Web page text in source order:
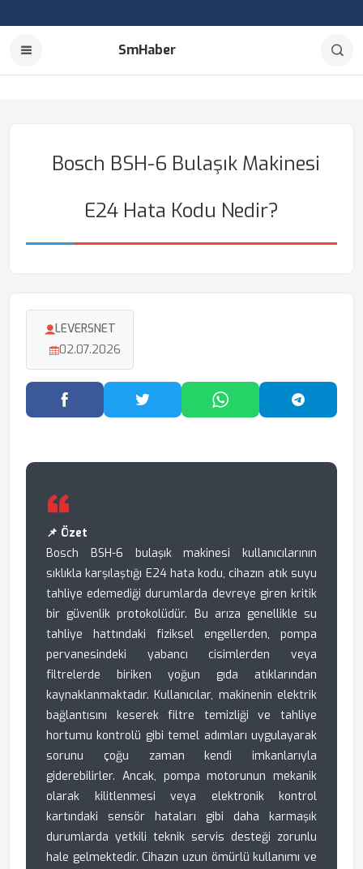
SmHaber
Bosch BSH-6 Bulaşık Makinesi
E24 Hata Kodu Nedir?
LEVERSNET
02.07.2026
Facebook'ta PaylaşTwitter'da PaylaşWhatsApp'ta Paylaş
📌 Özet
Bosch BSH-6 bulaşık makinesi kullanıcılarının
sıklıkla karşılaştığı E24 hata kodu, cihazın atık suyu
tahliye edemediği durumlarda devreye giren kritik
bir güvenlik protokolüdür. Bu arıza genellikle su
tahliye hattındaki fiziksel engellerden, pompa
pervanesindeki yabancı cisimlerden veya
filtrelerde biriken yoğun gıda atıklarından
kaynaklanmaktadır. Kullanıcılar, makinenin elektrik
bağlantısını keserek filtre temizliği ve tahliye
hortumu kontrolü gibi temel adımları uygulayarak
sorunu çoğu zaman kendi imkanlarıyla
giderebilirler. Ancak, pompa motorunun mekanik
olarak kilitlenmesi veya elektronik kontrol
kartındaki sensör hataları gibi daha karmaşık
durumlarda yetkili teknik servis desteği zorunlu
hale gelmektedir. Cihazın uzun ömürlü kullanımı ve